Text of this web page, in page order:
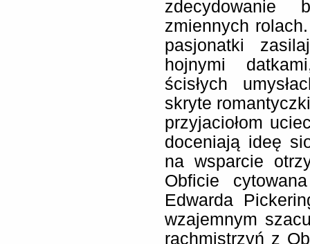
zdecydowanie
zmiennych
pasjonatki
hojnymi
ścisłych
skryte
przyjaciołom
doceniają ideę
na wsparcie
Obficie
Edwarda
wzajemnym
rachmistrzyń z